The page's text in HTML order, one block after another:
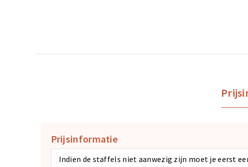
Prijsinformatie
Indien de staffels niet aanwezig zijn moet je eerst